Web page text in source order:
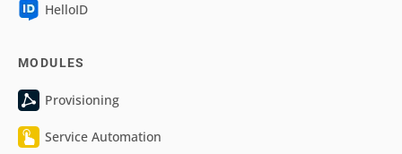
HelloID
MODULES
Provisioning
Service Automation